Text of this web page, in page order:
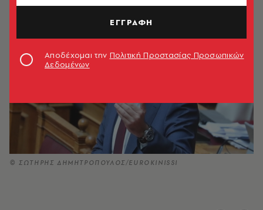
© ΣΩΤΗΡΗΣ ΔΗΜΗΤΡΟΠΟΥΛΟΣ/EUROKINISSI
ΕΓΓΡΑΦΗ
Αποδέχομαι την Πολιτική Προστασίας Προσωπικών
Δεδομένων